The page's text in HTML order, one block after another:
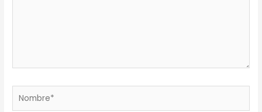
Nombre*